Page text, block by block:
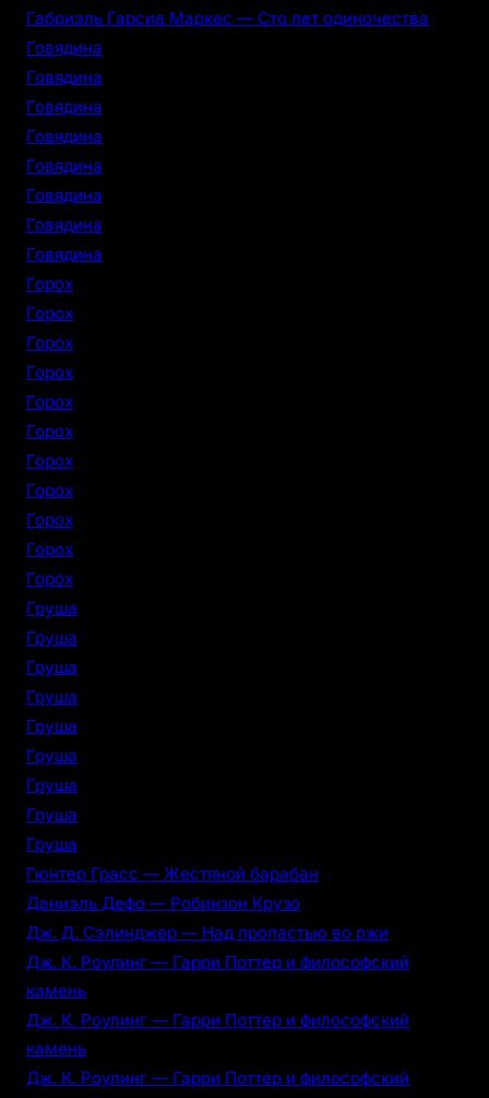
Габриэль Гарсиа Маркес — Сто лет одиночества
Говядина
Говядина
Говядина
Говядина
Говядина
Говядина
Говядина
Говядина
Горох
Горох
Горох
Горох
Горох
Горох
Горох
Горох
Горох
Горох
Горох
Груша
Груша
Груша
Груша
Груша
Груша
Груша
Груша
Груша
Гюнтер Грасс — Жестяной барабан
Даниэль Дефо — Робинзон Крузо
Дж. Д. Сэлинджер — Над пропастью во ржи
Дж. К. Роулинг — Гарри Поттер и философский
камень
Дж. К. Роулинг — Гарри Поттер и философский
камень
Дж. К. Роулинг — Гарри Поттер и философский